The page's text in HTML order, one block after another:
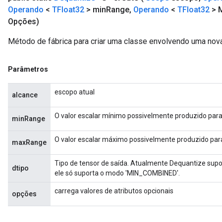
Operando < TFloat32 > minRange, Operando < TFloat32 >
Opções)
Método de fábrica para criar uma classe envolvendo uma
Parâmetros
alcance escopo atual
minRange O valor escalar mínimo possivelmente produzido
maxRange O valor escalar máximo possivelmente produzido
dtipo
Tipo de tensor de saída. Atualmente Dequantize
ele só suporta o modo 'MIN_COMBINED'.
opções carrega valores de atributos opcionais